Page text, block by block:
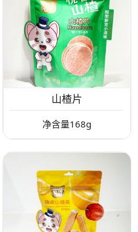
山楂片
净含量168g